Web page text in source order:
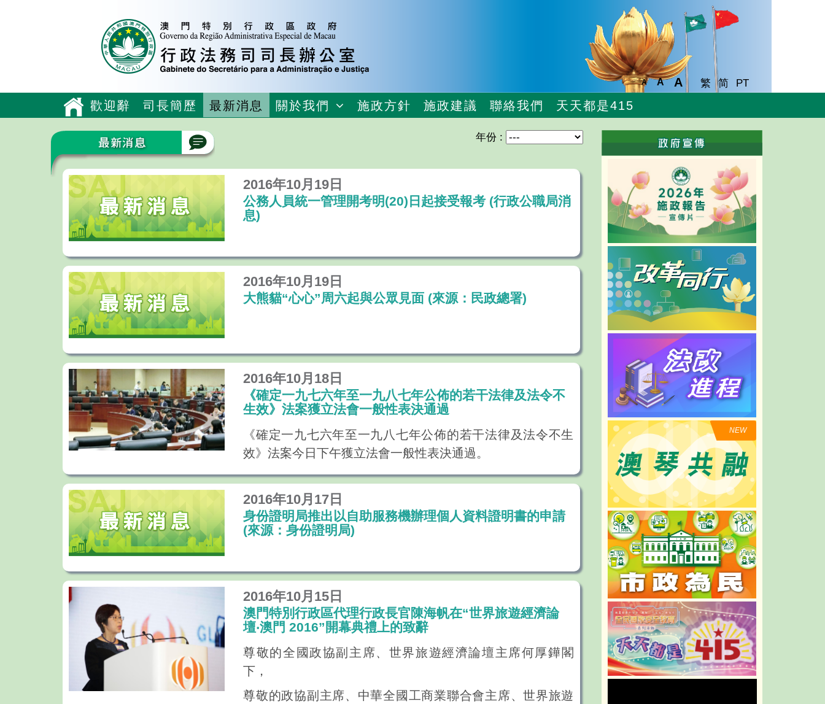
A A A 繁 简 PT
歡迎辭 司長簡歷 最新消息 關於我們 施政方針 施政建議 聯絡我們 天天都是415
年份 :
2016年10月19日
公務人員統一管理開考明(20)日起接受報考 (行政公職局消
息)
2016年10月19日
大熊貓“心心”周六起與公眾見面 (來源：民政總署)
2016年10月18日
《確定一九七六年至一九八七年公佈的若干法律及法令不
生效》法案獲立法會一般性表決通過
《確定一九七六年至一九八七年公佈的若干法律及法令不生
效》法案今日下午獲立法會一般性表決通過。
2016年10月17日
身份證明局推出以自助服務機辦理個人資料證明書的申請
(來源：身份證明局)
2016年10月15日
澳門特別行政區代理行政長官陳海帆在“世界旅遊經濟論
壇‧澳門 2016”開幕典禮上的致辭
尊敬的全國政協副主席、 世界旅遊經濟論壇主席何厚鏵閣
下，
尊敬的政協副主席、 中華全國工商業聯合會主席、世界旅遊
NEW